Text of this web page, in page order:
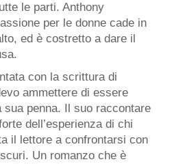
le parti. Anthony
per le donne cade in
ed è costretto a dare il
con la scrittura di
ammettere di essere
sua penna. Il suo raccontare
dell’esperienza di chi
il lettore a confrontarsi con
Un romanzo che è